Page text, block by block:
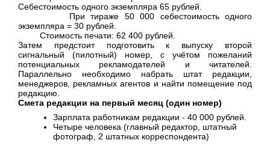
Себестоимость одного экземпляра 65 рублей.
При тираже 50 000 себестоимость одного
экземпляра = 30 рублей.
Стоимость печати: 62 400 рублей.
Затем предстоит подготовить к выпуску второй
сигнальный (пилотный) номер, с учётом пожеланий
потенциальных рекламодателей и читателей.
Параллельно необходимо набрать штат редакции,
менеджеров, рекламных агентов и найти помещение под
редакцию.
Смета редакции на первый месяц (один номер)
Зарплата работникам редакции - 40 000 рублей.
Четыре человека (главный редактор, штатный
фотограф, 2 штатных корреспондента)